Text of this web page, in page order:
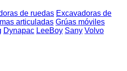
de ruedas Excavadoras de
articuladas Grúas móviles
Dynapac LeeBoy Sany Volvo